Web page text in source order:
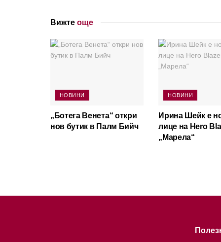
Вижте още
НОВИНИ
„Ботега Венета“ откри
нов бутик в Палм Бийч
НОВИНИ
Ирина Шейк е
лице на Hero
„Марела“